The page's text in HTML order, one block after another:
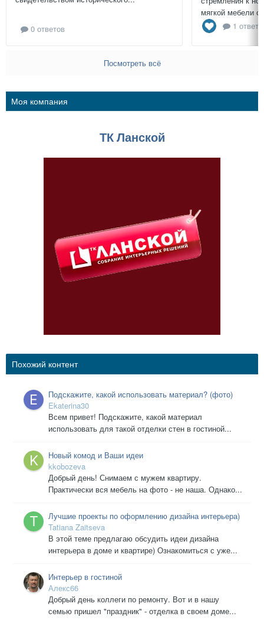
0 ответов
мягкой мебели
1 ответ
Посмотреть всё
Моя компания
ТК Ланской
Похожий контент
Подскажите, какой использовать материал? (фото)
Ekaterina30
Всем привет! Подскажите, какой материал
использовать для такой отделки стен в гостиной...
Новый комод и Ваши идеи
kkobozeva
Добрый день! Снимаем с мужем квартиру.
Практически вся мебель на фото - не наша. Однако...
Лучшие проекты по оформлению дизайна интерьера)
Tatiana Zaitseva
В этой теме предлагаю обсудить идеи дизайна
интерьера в доме и квартире) Ознакомиться с уже...
Интерьер в гостиной
Алекс66
Добрый день коллеги по ремонту. Вот и в нашу
семью пришел "праздник" - отделка в своем доме...